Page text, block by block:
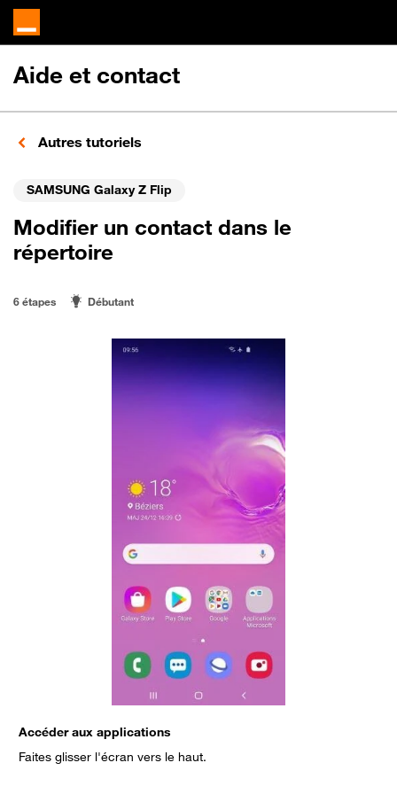
Aide et contact
Autres tutoriels
SAMSUNG Galaxy Z Flip
Modifier un contact dans le
répertoire
6 étapes Débutant
Accéder aux applications
Faites glisser l'écran vers le haut.